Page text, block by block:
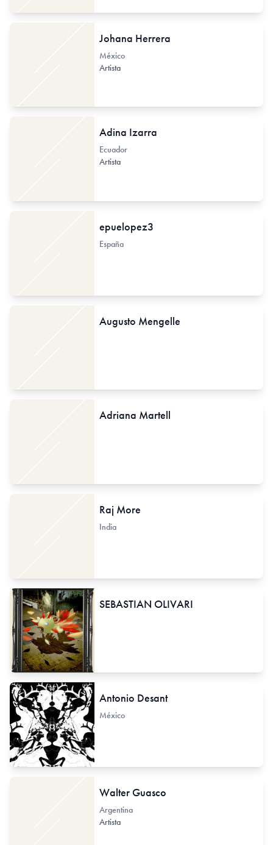
Johana Herrera
México
Artista
Adina Izarra
Ecuador
Artista
epuelopez3
España
Augusto Mengelle
Adriana Martell
Raj More
India
SEBASTIAN OLIVARI
Antonio Desant
México
Walter Guasco
Argentina
Artista